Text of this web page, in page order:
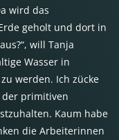
wird das
geholt und dort in
will Tanja
Wasser in
werden. Ich zücke
der primitiven
Kaum habe
die Arbeiterinnen